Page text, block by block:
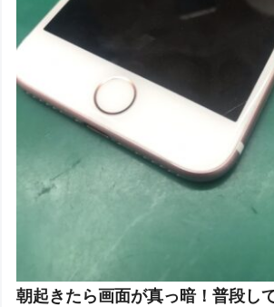
朝起きたら画面が真っ暗！普段し